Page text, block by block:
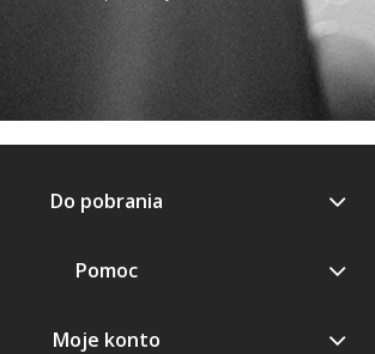
Do pobrania
Pomoc
Moje konto